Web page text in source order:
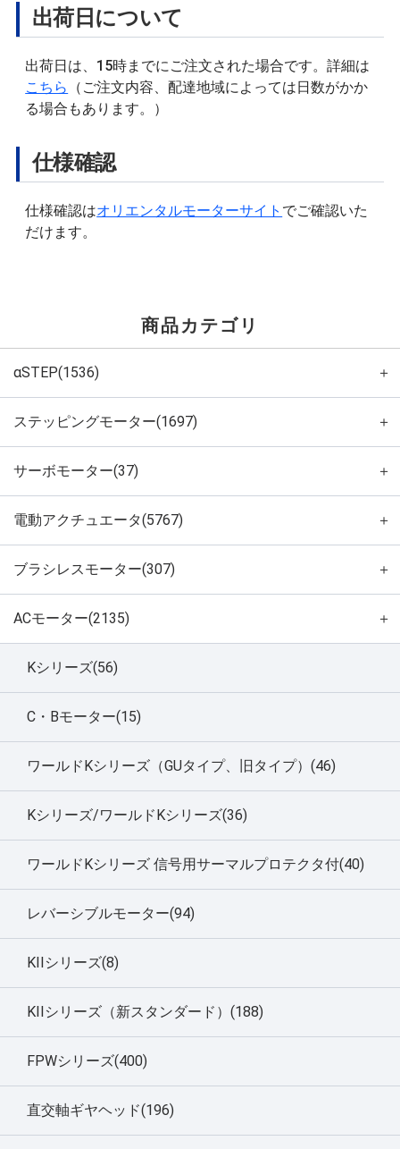
出荷日について
出荷日は、15時までにご注文された場合です。詳細は
こちら
（ご注文内容、配達地域によっては日数がかか
る場合もあります。）
仕様確認
仕様確認はオリエンタルモーターサイト でご確認いた
だけます。
商品カテゴリ
αSTEP(1536) ＋
ステッピングモーター(1697) ＋
サーボモーター(37) ＋
電動アクチュエータ(5767) ＋
ブラシレスモーター(307) ＋
ACモーター(2135) ＋
Kシリーズ(56)
C・Bモーター(15)
ワールドKシリーズ（GUタイプ、旧タイプ）(46)
Kシリーズ/ワールドKシリーズ(36)
ワールドKシリーズ 信号用サーマルプロテクタ付(40)
レバーシブルモーター(94)
KIIシリーズ(8)
KIIシリーズ（新スタンダード）(188)
FPWシリーズ(400)
直交軸ギヤヘッド(196)